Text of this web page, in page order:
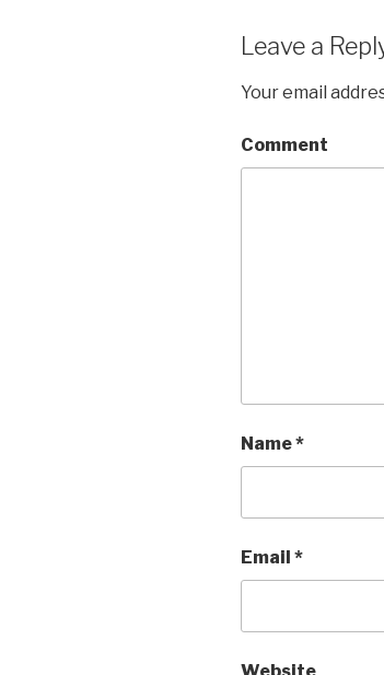
Leave a
Your email
Comment
Name*
Email *